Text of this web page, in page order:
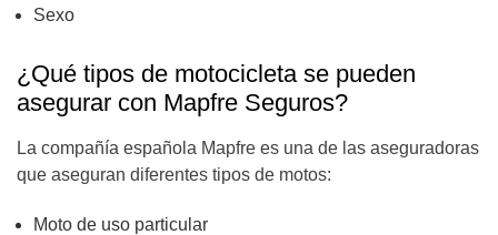
Sexo
¿Qué tipos de motocicleta se pueden
asegurar con Mapfre Seguros?
La compañía española Mapfre es una de las aseguradoras
que aseguran diferentes tipos de motos:
Moto de uso particular